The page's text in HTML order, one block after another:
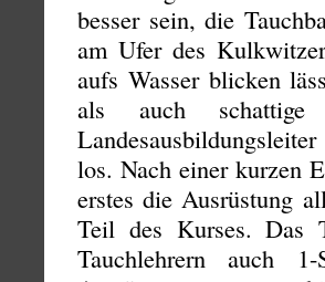
besser sein, die
am Ufer des
aufs Wasser blicken
als auch
los. Nach einer kurzen
erstes die Ausrüstung
Teil des Kurses. Das
Tauchlehrern auch